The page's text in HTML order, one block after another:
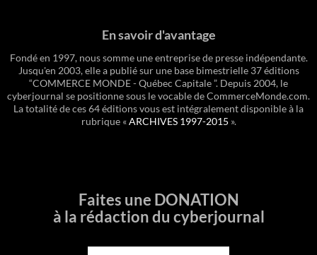
En savoir d'avantage
Fondé en 1997, nous somme une entreprise de presse indépendante.
Jusqu'en 2003, elle a publié sur une base bimestrielle 37 éditions
“COMMERCE MONDE - Québec Capitale ”. Depuis 2004, le
cyberjournal se positionne sous le vocable de CommerceMonde.com.
La totalité de ces 64 éditions vous est intégralement disponible à la
rubrique «ARCHIVES 1997-2015 ».
Faites une DONATION
à la rédaction du cyberjournal